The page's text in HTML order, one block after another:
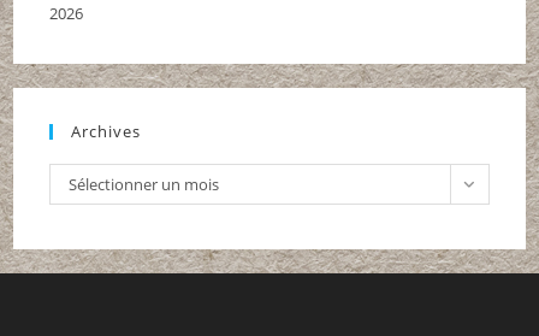
2026
Archives
Archives
Sélectionner un mois